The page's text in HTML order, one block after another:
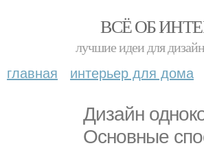
ВСЁ ОБ
лучшие идеи для
главная интерьер для дома
Дизайн
Основные